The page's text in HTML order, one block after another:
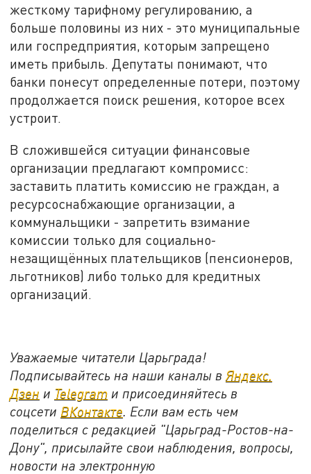
жесткому тарифному регулированию, а
больше половины из них - это муниципальные
или госпредприятия, которым запрещено
иметь прибыль. Депутаты понимают, что
банки понесут определенные потери, поэтому
продолжается поиск решения, которое всех
устроит.
В сложившейся ситуации финансовые
организации предлагают компромисс:
заставить платить комиссию не граждан, а
ресурсоснабжающие организации, а
коммунальщики - запретить взимание
комиссии только для социально-
незащищённых плательщиков (пенсионеров,
льготников) либо только для кредитных
организаций.
Уважаемые читатели Царьграда!
Подписывайтесь на наши каналы вЯндекс.
Дзен и Telegram и присоединяйтесь в
соцсети ВКонтакте. Если вам есть чем
поделиться с редакцией "Царьград-Ростов-на-
Дону", присылайте свои наблюдения, вопросы,
новости на электронную